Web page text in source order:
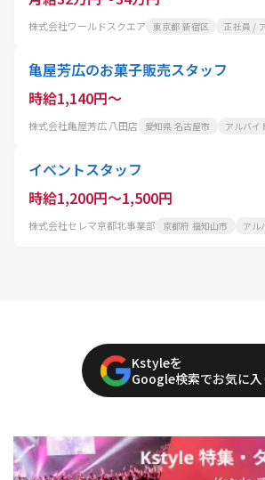
株式会社ワールドスクエア 東京都 新宿区 正社員 /
亀屋芳広のお菓子販売スタッフ
時給1,140円～
株式会社亀屋芳広 八田店 愛知県 名古屋市 アルバイ
イベントスタッフ
時給1,200円～1,500円
株式会社セレマ京都北事業部 京都府 福知山市 アル
Kstyleを
Google検索でお気に